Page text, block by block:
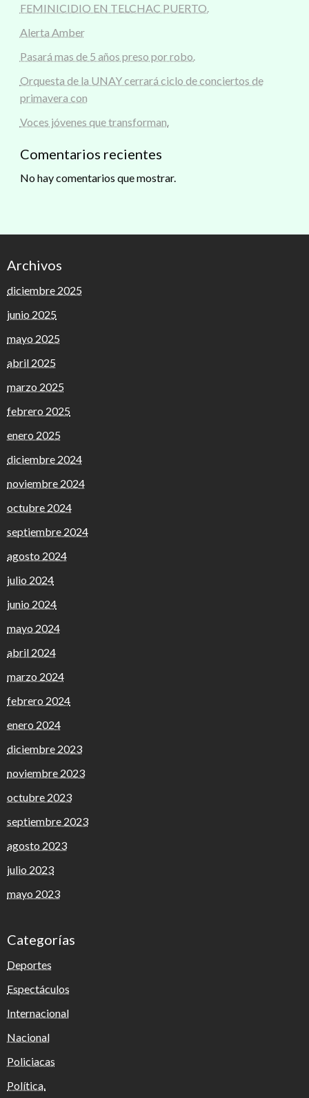
FEMINICIDIO EN TELCHAC PUERTO.
Alerta Amber
Pasará mas de 5 años preso por robo.
Orquesta de la UNAY cerrará ciclo de conciertos de
primavera con
Voces jóvenes que transforman.
Comentarios recientes
No hay comentarios que mostrar.
Archivos
diciembre 2025
junio 2025
mayo 2025
abril 2025
marzo 2025
febrero 2025
enero 2025
diciembre 2024
noviembre 2024
octubre 2024
septiembre 2024
agosto 2024
julio 2024
junio 2024
mayo 2024
abril 2024
marzo 2024
febrero 2024
enero 2024
diciembre 2023
noviembre 2023
octubre 2023
septiembre 2023
agosto 2023
julio 2023
mayo 2023
Categorías
Deportes
Espectáculos
Internacional
Nacional
Policiacas
Política.